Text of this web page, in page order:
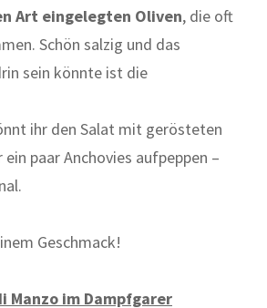
Art eingelegten Oliven, die oft
Schön salzig und das
sein könnte ist die
ihr den Salat mit gerösteten
paar Anchovies aufpeppen –
Geschmack!
Manzo im Dampfgarer